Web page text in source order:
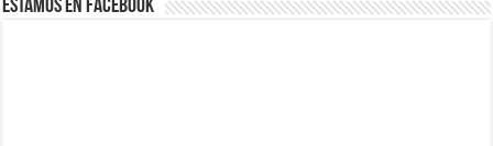
Estamos en Facebook